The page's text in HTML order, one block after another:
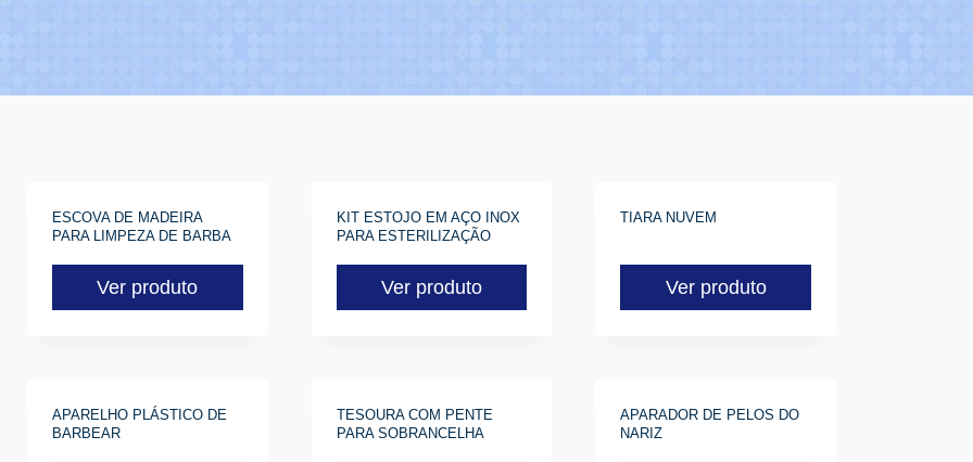
ESCOVA DE MADEIRA
PARA LIMPEZA DE BARBA
Ver produto
KIT ESTOJO EM AÇO INOX
PARA ESTERILIZAÇÃO
Ver produto
TIARA NUVEM
Ver produto
APARELHO PLÁSTICO DE
BARBEAR
TESOURA COM PENTE
PARA SOBRANCELHA
APARADOR DE PELOS DO
NARIZ